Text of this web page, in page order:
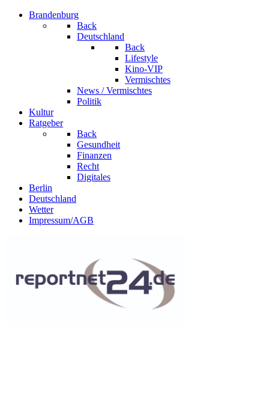
Brandenburg
Back
Deutschland
Back
Lifestyle
Kino-VIP
Vermischtes
News / Vermischtes
Politik
Kultur
Ratgeber
Back
Gesundheit
Finanzen
Recht
Digitales
Berlin
Deutschland
Wetter
Impressum/AGB